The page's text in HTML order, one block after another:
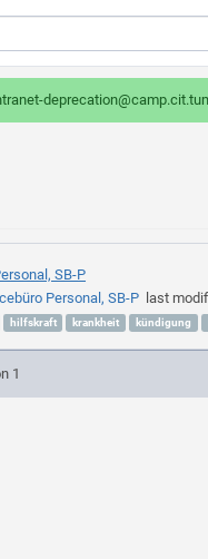
SB-P
Personal, SB-P last
hilfskraft krankheit kündigung
1